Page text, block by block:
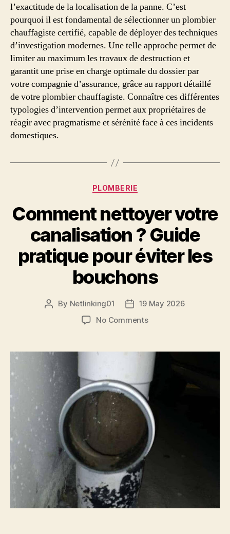
l’exactitude de la localisation de la panne. C’est
pourquoi il est fondamental de sélectionner un plombier
chauffagiste certifié, capable de déployer des techniques
d’investigation modernes. Une telle approche permet de
limiter au maximum les travaux de destruction et
garantit une prise en charge optimale du dossier par
votre compagnie d’assurance, grâce au rapport détaillé
de votre plombier chauffagiste. Connaître ces différentes
typologies d’intervention permet aux propriétaires de
réagir avec pragmatisme et sérénité face à ces incidents
domestiques.
Categories
PLOMBERIE
Comment nettoyer votre
canalisation ? Guide
pratique pour éviter les
bouchons
Post
By Netlinking01
Post19 May 2026
No Commentson
votre
canalisation
Guide
pratique
pour
éviter
les
bouchons